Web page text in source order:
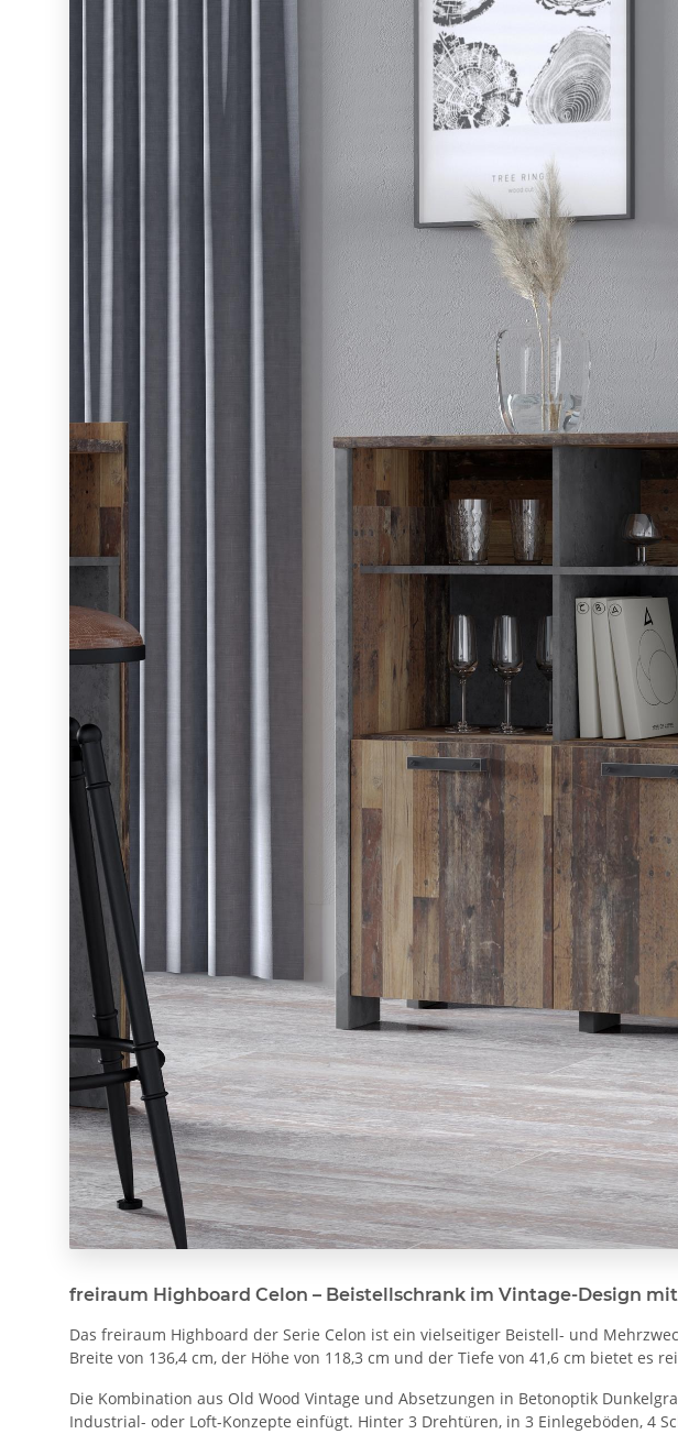
freiraum Highboard Celon – Beistellschrank im Vintage-Design
Das freiraum Highboard der Serie Celon ist ein vielseitiger Beistell- und
Breite von 136,4 cm, der Höhe von 118,3 cm und der Tiefe von 41,6 cm bietet es
Die Kombination aus Old Wood Vintage und Absetzungen in Betonoptik
Industrial- oder Loft-Konzepte einfügt. Hinter 3 Drehtüren, in 3 Einlegeböden, 4